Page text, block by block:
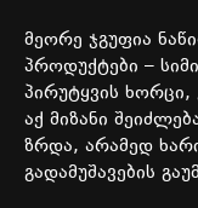
მეორე ჯგუფია
პროდუქტები –
პირუტყვის ხორცი,
აქ მიზანი
ზრდა, არამედ
გადამუშავების